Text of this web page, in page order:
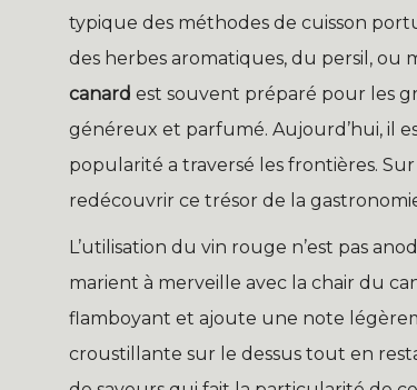
typique des méthodes de cuisson
des herbes aromatiques, du persil, ou
canard est souvent préparé pour les
généreux et parfumé. Aujourd’hui, il
popularité a traversé les frontières. Sur
redécouvrir ce trésor de la
L’utilisation du vin rouge n’est pas
marient à merveille avec la chair du
flamboyant et ajoute une note
croustillante sur le dessus tout en